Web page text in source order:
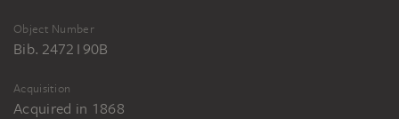
Object Number
Bib. 2472 I 90B
Acquisition
Acquired in 1868